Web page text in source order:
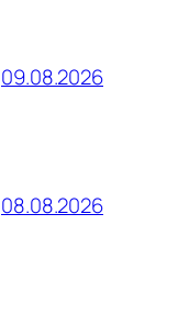
09.08.2026
08.08.2026